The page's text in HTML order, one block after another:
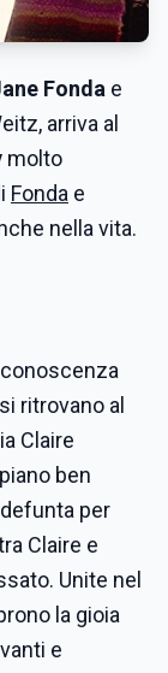
Fonda e
arriva al
molto
Fonda e
nella vita.
ritrovano al
Claire
ben
per
Claire e
Unite nel
la gioia
e